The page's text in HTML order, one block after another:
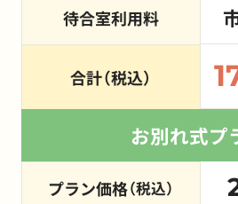
待合室利用料
合計（税込）
お別れ式プ
プラン価格（税込）